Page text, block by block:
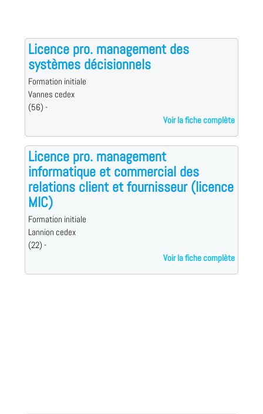
Licence pro. management des
systèmes décisionnels
Formation initiale
Vannes cedex
(56) -
Voir la fiche complète
Licence pro. management
informatique et commercial des
relations client et fournisseur (licence
MIC)
Formation initiale
Lannion cedex
(22) -
Voir la fiche complète